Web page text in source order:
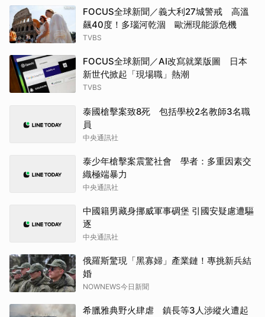
FOCUS全球新聞／義大利27城警戒 高溫
飆40度！多瑙河乾涸 歐洲現能源危機
TVBS
FOCUS全球新聞／AI改寫就業版圖 日本
新世代掀起「現場職」熱潮
TVBS
泰國槍擊案致8死 包括學校2名教師3名職
員
中央通訊社
泰少年槍擊案震驚社會 學者：多重因素交
織極端暴力
中央通訊社
中國籍男藏身挪威軍事碉堡 引國安疑慮遭驅
逐
中央通訊社
俄羅斯驚現「黑寡婦」產業鏈！專挑新兵結
婚
NOWNEWS今日新聞
希臘雅典野火肆虐 鎮長等3人涉縱火遭起